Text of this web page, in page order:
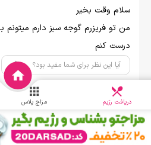
سلام وقت بخیر
من تو فریزرم گوجه سبز دارم میتونم
درست کنم
آیا این نظر برای شما مفید بود؟ 0
اعظم ف
خوب اگر باتاره درست کنی که
دریافت رژیم مزاج پلاس